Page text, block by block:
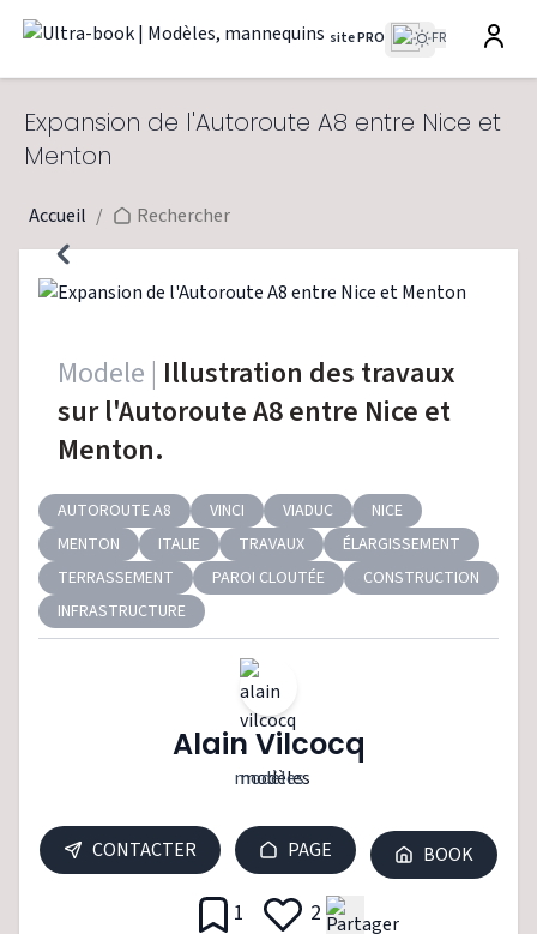
site PRO FR
Expansion de l'Autoroute A8 entre Nice et
Menton
Accueil / Rechercher
Modele | Illustration des travaux
sur l'Autoroute A8 entre Nice et
Menton.
AUTOROUTE A8 VINCI VIADUC
NICE
MENTON
ITALIE TRAVAUX
ÉLARGISSEMENT
TERRASSEMENT
PAROI CLOUTÉE
CONSTRUCTION
INFRASTRUCTURE
Alain Vilcocq
modèles
CONTACTER PAGE BOOK
1 2